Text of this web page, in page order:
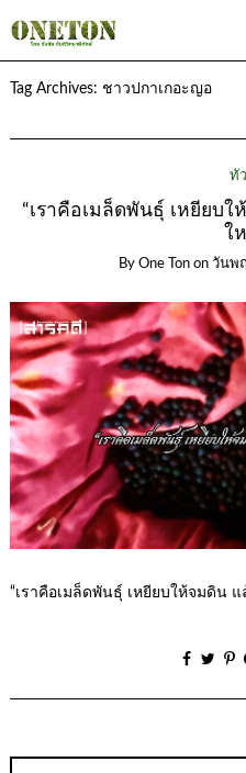
Tag Archives: ชาวปกาเกอะญอ
ทั่
“เราคือเมล็ดพันธุ์ เหยียบ
ใ
By One Ton on วันพ
“เราคือเมล็ดพันธุ์ เหยียบให้จมดิน